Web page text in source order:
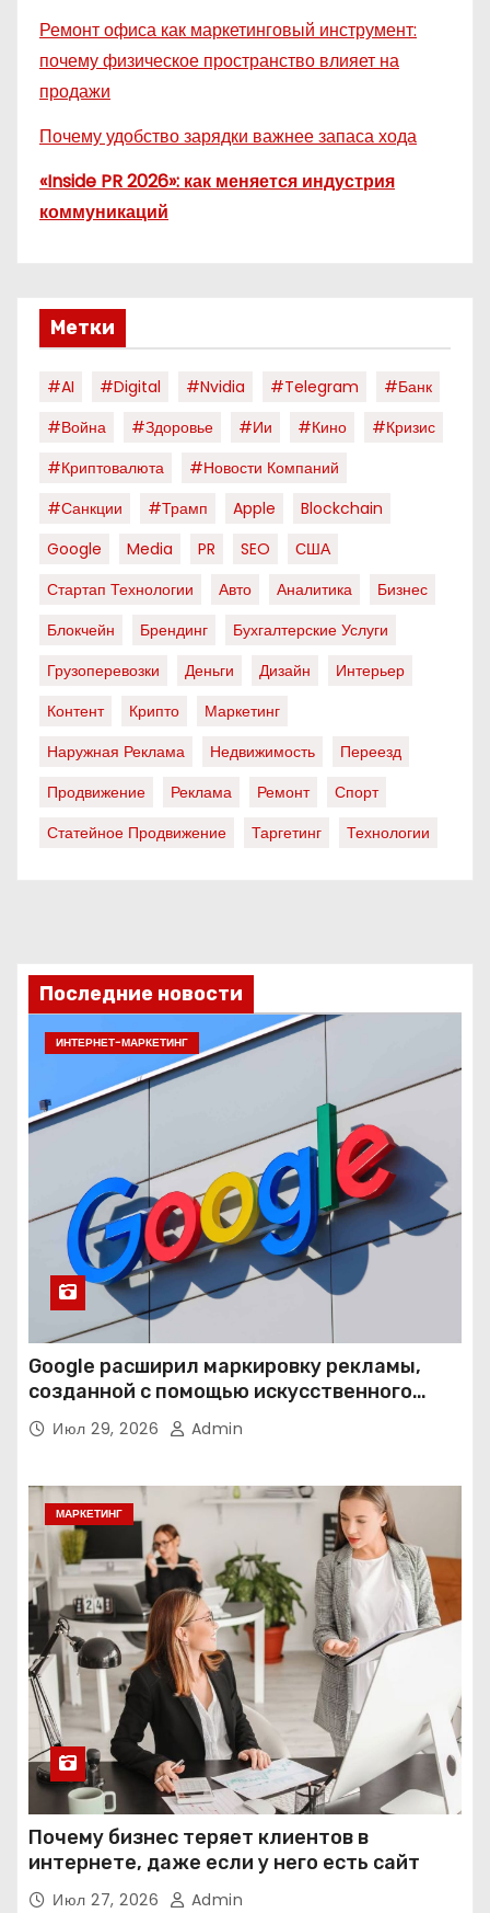
Ремонт офиса как маркетинговый инструмент:
почему физическое пространство влияет на
продажи
Почему удобство зарядки важнее запаса хода
«Inside PR 2026»: как меняется индустрия
коммуникаций
Метки
#AI #digital #nvidia #telegram
#банк
#война
#здоровье #ии #кино
#кризис
#криптовалюта
#новости Компаний
#санкции
#трамп Apple
Blockchain
Google
Media PR SEO
США
Стартап Технологии
Авто Аналитика
Бизнес
Блокчейн
Брендинг
Бухгалтерские Услуги
Грузоперевозки
Деньги Дизайн
Интерьер
Контент
Крипто
Маркетинг
Наружная Реклама
Недвижимость
Переезд
Продвижение
Реклама Ремонт
Спорт
Статейное Продвижение
Таргетинг Технологии
Последние новости
ИНТЕРНЕТ-МАРКЕТИНГ
Google расширил маркировку рекламы,
созданной с помощью искусственного
интеллекта
Июл 29, 2026 Admin
МАРКЕТИНГ
Почему бизнес теряет клиентов в
интернете, даже если у него есть сайт
Июл 27, 2026 Admin